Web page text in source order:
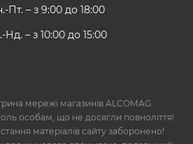
Пт. – з 9:00 до 18:00
Нд. – з 10:00 до 15:00
мережі магазинів ALCOMAG
особам, що не досягли повноліття!
матеріалів сайту заборонено!